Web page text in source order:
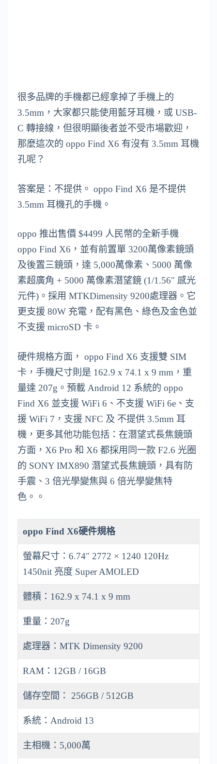
很多品牌的手機都已經拿掉了手機上的
3.5mm，大家都只能使用藍牙耳機，或 USB-
C 轉接線，但很明顯後者並不受市場歡迎，
那麼這次的 oppo Find X6 有沒有 3.5mm 耳機
孔呢？
答案是：不提供。 oppo Find X6 是不提供
3.5mm 耳機孔的手機。
oppo 推出售價 $4499 人民幣的全新手機
oppo Find X6，並有前置單 3200萬像素鏡頭
及後置三鏡頭，達 5,000萬像素、5000 萬像
素超廣角 + 5000 萬像素潛望鏡 (1/1.56″ 感光
元件)。採用 MTKDimensity 9200處理器。它
更支援 80W 充電，配有黑色、綠色及金色並
不支援 microSD 卡。
硬件規格方面， oppo Find X6 支援雙 SIM
卡，手機尺寸則是 162.9 x 74.1 x 9 mm，重
量達 207g。預載 Android 12 系統的 oppo
Find X6 並支援 WiFi 6、不支援 WiFi 6e、支
援 WiFi 7，支援 NFC 及 不提供 3.5mm 耳
機，更多其他功能包括：在潛望式長焦鏡頭
方面，X6 Pro 和 X6 都採用同一款 F2.6 光圈
的 SONY IMX890 潛望式長焦鏡頭，具有防
手震、3 倍光學變焦與 6 倍光學變焦特
色。。
oppo Find X6硬件規格
螢幕尺寸：6.74″ 2772 × 1240 120Hz
1450nit 亮度 Super AMOLED
體積：162.9 x 74.1 x 9 mm
重量：207g
處理器：MTK Dimensity 9200
RAM：12GB / 16GB
儲存空間： 256GB / 512GB
系統：Android 13
主相機：5,000萬